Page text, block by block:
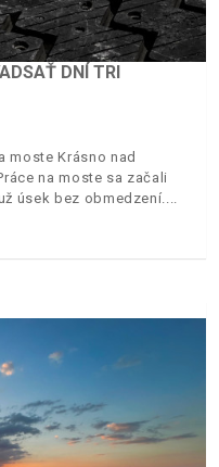
DNÍ TRI
moste Krásno nad
na moste sa začali
úsek bez obmedzení.